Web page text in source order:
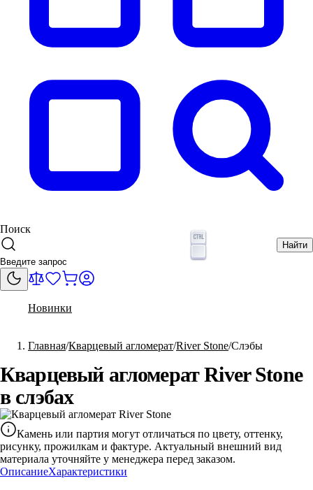
Поиск
Найти
Новинки
Главная Кварцевый агломерат River Stone Слэбы
Кварцевый агломерат River Stone
в слэбах
Камень или партия могут отличаться по цвету, оттенку,
рисунку, прожилкам и фактуре. Актуальный внешний вид
материала уточняйте у менеджера перед заказом.
ОписаниеХарактеристики